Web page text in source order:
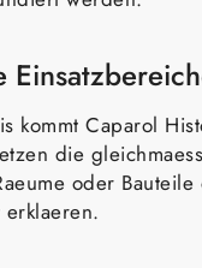
kommt Caparol
die
oder